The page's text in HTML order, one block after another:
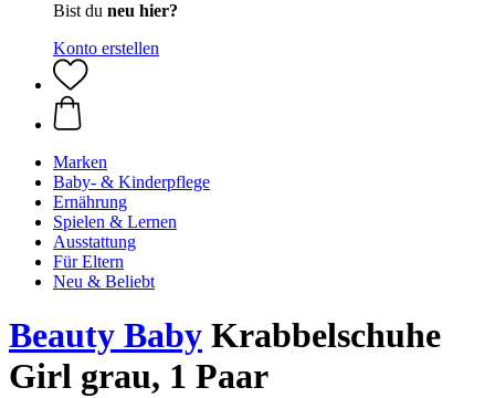
Bist du neu hier?
Konto erstellen
Marken
Baby- & Kinderpflege
Ernährung
Spielen & Lernen
Ausstattung
Für Eltern
Neu & Beliebt
Beauty Baby Krabbelschuhe
Girl grau, 1 Paar